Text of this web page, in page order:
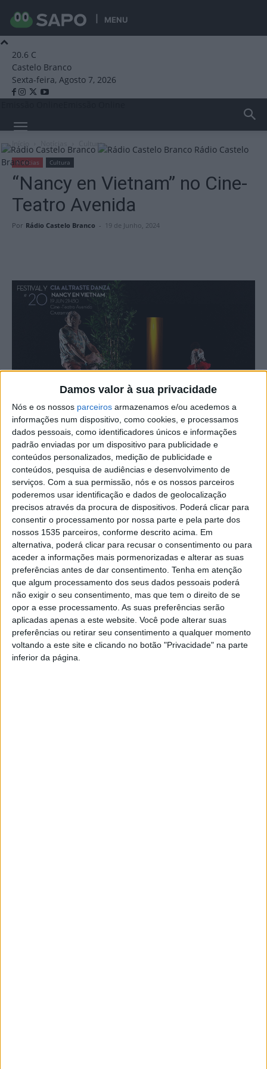
MENU
Damos valor à sua privacidade
Nós e os nossos parceiros armazenamos e/ou acedemos a
informações num dispositivo, como cookies, e processamos
dados pessoais, como identificadores únicos e informações
padrão enviadas por um dispositivo para publicidade e
conteúdos personalizados, medição de publicidade e
conteúdos, pesquisa de audiências e desenvolvimento de
serviços. Com a sua permissão, nós e os nossos parceiros
poderemos usar identificação e dados de geolocalização
precisos através da procura de dispositivos. Poderá clicar para
consentir o processamento por nossa parte e pela parte dos
nossos 1535 parceiros, conforme descrito acima. Em
alternativa, poderá clicar para recusar o consentimento ou para
aceder a informações mais pormenorizadas e alterar as suas
preferências antes de dar consentimento. Tenha em atenção
que algum processamento dos seus dados pessoais poderá
não exigir o seu consentimento, mas que tem o direito de se
opor a esse processamento. As suas preferências serão
aplicadas apenas a este website. Você pode alterar suas
preferências ou retirar seu consentimento a qualquer momento
voltando a este site e clicando no botão "Privacidade" na parte
inferior da página.
20.6 C
Castelo Branco
Sexta-feira, Agosto 7, 2026
Rádio Castelo
Branco
Cultura
Notícias Cultura
“Nancy en Vietnam” no Cine-
Teatro Avenida
Por Rádio Castelo Branco - 19 de Junho, 2024
O Festival Y#20 – festival de artes performativas,
organizado pela Quarta Parede, apresenta “Nancy en
Vietnam”, um espetáculo de dança, música e teatro da
companhia basca Altraste Danza, esta 4ªfeira, 19 de
junho, no Cine-Teatro Avenida, pelas 21h30.
“Viver é deslocar-se de um espaço para outro, fazendo o
possível para não ser atingido. A maioria de nós é uma
pessoa de começos, mas não de fins”. Estas duas frases
sintetizam as preocupações que levaram à criação deste
espetáculo pela bailarina Zuriñe Benavente, o ator Txubio
Fernández de Jáuregui e o compositor Ignacio
Monterrrubio. Três artistas de diferentes gerações e
áreas artísticas que se unem para refletir sobre o
conceito de tempo na vida e na arte.